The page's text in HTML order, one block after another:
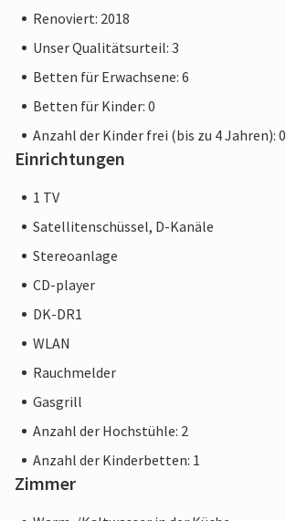
Renoviert: 2018
Unser Qualitätsurteil: 3
Betten für Erwachsene: 6
Betten für Kinder: 0
Anzahl der Kinder frei (bis zu 4 Jahren): 0
Einrichtungen
1 TV
Satellitenschüssel, D-Kanäle
Stereoanlage
CD-player
DK-DR1
WLAN
Rauchmelder
Gasgrill
Anzahl der Hochstühle: 2
Anzahl der Kinderbetten: 1
Zimmer